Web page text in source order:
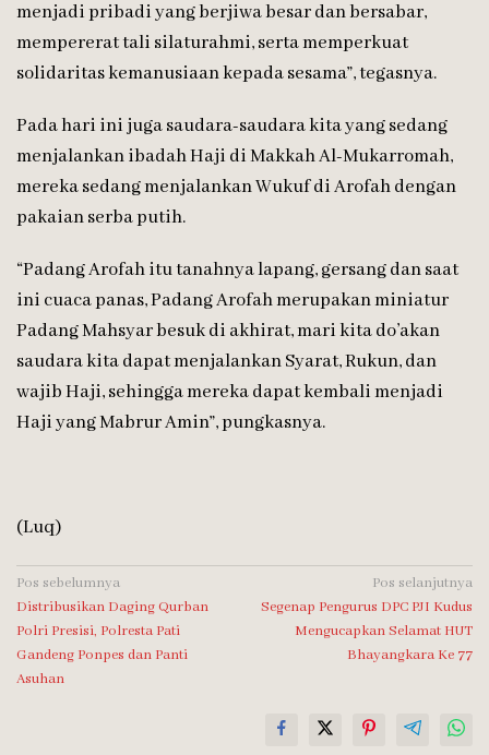
menjadi pribadi yang berjiwa besar dan bersabar,
mempererat tali silaturahmi, serta memperkuat
solidaritas kemanusiaan kepada sesama”, tegasnya.
Pada hari ini juga saudara-saudara kita yang sedang
menjalankan ibadah Haji di Makkah Al-Mukarromah,
mereka sedang menjalankan Wukuf di Arofah dengan
pakaian serba putih.
“Padang Arofah itu tanahnya lapang, gersang dan saat
ini cuaca panas, Padang Arofah merupakan miniatur
Padang Mahsyar besuk di akhirat, mari kita do’akan
saudara kita dapat menjalankan Syarat, Rukun, dan
wajib Haji, sehingga mereka dapat kembali menjadi
Haji yang Mabrur Amin”, pungkasnya.
(Luq)
Navigasi
pos
Pos sebelumnya
Distribusikan Daging Qurban
Polri Presisi, Polresta Pati
Gandeng Ponpes dan Panti
Asuhan
Pos selanjutnya
Segenap Pengurus DPC PJI Kudus
Mengucapkan Selamat HUT
Bhayangkara Ke 77